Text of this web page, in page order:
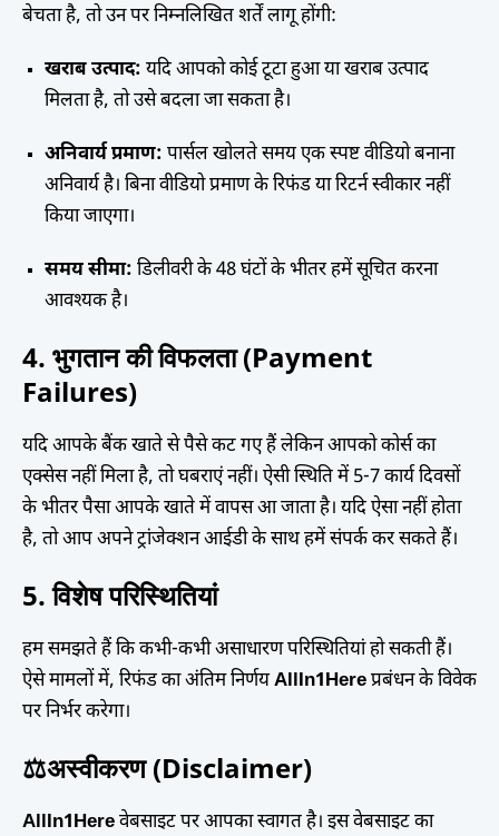
बेचता है, तो उन पर निम्नलिखित शर्तें लागू होंगी:
खराब उत्पाद: यदि आपको कोई टूटा हुआ या खराब उत्पाद
मिलता है, तो उसे बदला जा सकता है।
अनिवार्य प्रमाण: पार्सल खोलते समय एक स्पष्ट वीडियो बनाना
अनिवार्य है। बिना वीडियो प्रमाण के रिफंड या रिटर्न स्वीकार नहीं
किया जाएगा।
समय सीमा: डिलीवरी के 48 घंटों के भीतर हमें सूचित करना
आवश्यक है।
4. भुगतान की विफलता (Payment
Failures)
यदि आपके बैंक खाते से पैसे कट गए हैं लेकिन आपको कोर्स का
एक्सेस नहीं मिला है, तो घबराएं नहीं। ऐसी स्थिति में 5-7 कार्य दिवसों
के भीतर पैसा आपके खाते में वापस आ जाता है। यदि ऐसा नहीं होता
है, तो आप अपने ट्रांजेक्शन आईडी के साथ हमें संपर्क कर सकते हैं।
5. विशेष परिस्थितियां
हम समझते हैं कि कभी-कभी असाधारण परिस्थितियां हो सकती हैं।
ऐसे मामलों में, रिफंड का अंतिम निर्णयAllIn1Hereप्रबंधन के विवेक
पर निर्भर करेगा।
⚖️अस्वीकरण (Disclaimer)
AllIn1Hereवेबसाइट पर आपका स्वागत है। इस वेबसाइट का